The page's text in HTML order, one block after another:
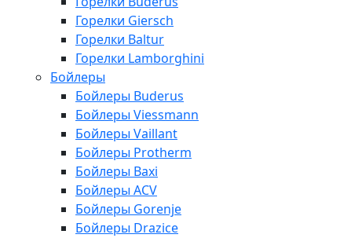
Горелки Giersch
Горелки Baltur
Горелки Lamborghini
Бойлеры
Бойлеры Buderus
Бойлеры Viessmann
Бойлеры Vaillant
Бойлеры Protherm
Бойлеры Baxi
Бойлеры ACV
Бойлеры Gorenje
Бойлеры Drazice